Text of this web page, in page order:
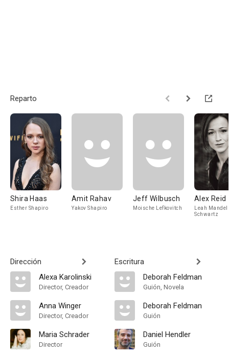
Reparto
Shira Haas
Esther Shapiro
Amit Rahav
Yakov Shapiro
Jeff Wilbusch
Moische Lefkovitch
Alex Reid
Leah
Schwartz
Dirección
Alexa Karolinski
Director, Creador
Anna Winger
Director, Creador
Maria Schrader
Director
Escritura
Deborah Feldman
Guión, Novela
Deborah Feldman
Guión
Daniel Hendler
Guión